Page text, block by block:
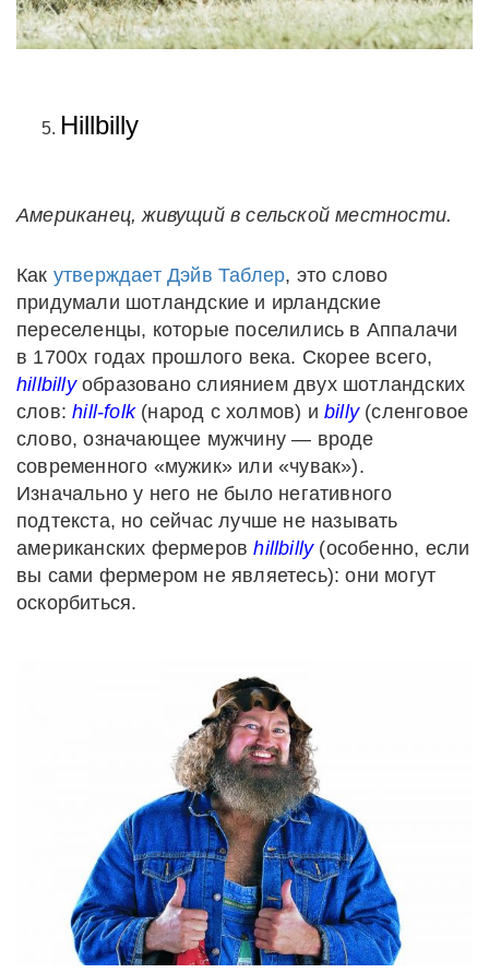
Hillbilly
Американец, живущий в сельской местности.
Как утверждает Дэйв Таблер, это слово
придумали шотландские и ирландские
переселенцы, которые поселились в Аппалачи
в 1700х годах прошлого века. Скорее всего,
hillbillyобразовано слиянием двух шотландских
слов:hill-folk(народ с холмов) иbilly(сленговое
слово, означающее мужчину — вроде
современного «мужик» или «чувак»).
Изначально у него не было негативного
подтекста, но сейчас лучше не называть
американских фермеровhillbilly(особенно, если
вы сами фермером не являетесь): они могут
оскорбиться.